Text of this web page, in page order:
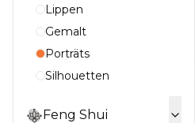
Lippen
Gemalt
Porträts
Silhouetten
Feng Shui